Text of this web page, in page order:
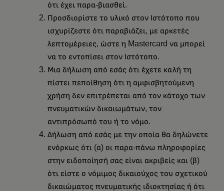
ότι έχει παρα-βιασθεί.
Προσδιορίστε το υλικό στον Ιστότοπο που
ισχυρίζεστε ότι παραβιάζει, με αρκετές
λεπτομέρειες, ώστε η Mastercard να μπορεί
να το εντοπίσει στον Ιστότοπο.
Μια δήλωση από εσάς ότι έχετε καλή τη
πίστει πεποίθηση ότι η αμφισβητούμενη
χρήση δεν επιτρέπεται από τον κάτοχο των
πνευματικών δικαιωμάτων, τον
αντιπρόσωπό του ή το νόμο.
Δήλωση από εσάς με την οποία θα δηλώνετε
ενόρκως ότι (α) οι παρα-πάνω πληροφορίες
στην ειδοποίησή σας είναι ακριβείς και (β)
ότι είστε ο νόμιμος δικαιούχος του σχετικού
δικαιώματος πνευματικής ιδιοκτησίας ή ότι